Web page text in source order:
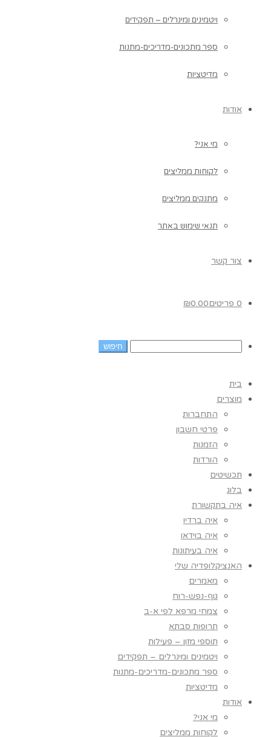
ויטמינים ומינרלים – תפקידים
ספר מתכונים-מדריכים-מתנות
מדיטציות
אודות
מי אני?
לקוחות ממליצים
מתנקים ממליצים
תנאי שימוש באתר
צור קשר
0 פריטים ₪0.00
בית
מוצרים
התחברות
פרטי חשבון
הזמנות
הורדות
תכשיטים
בלוג
איה בתקשורת
איה ברדיו
איה בוידאו
איה בעיתונות
האנציקלופדיה שלי
מאמרים
גוף-נפש-רוח
צמחי מרפא לפי א-ב
תרופות סבתא
תוספי מזון – פעילות
ויטמינים ומינרלים – תפקידים
ספר מתכונים-מדריכים-מתנות
מדיטציות
אודות
מי אני?
לקוחות ממליצים